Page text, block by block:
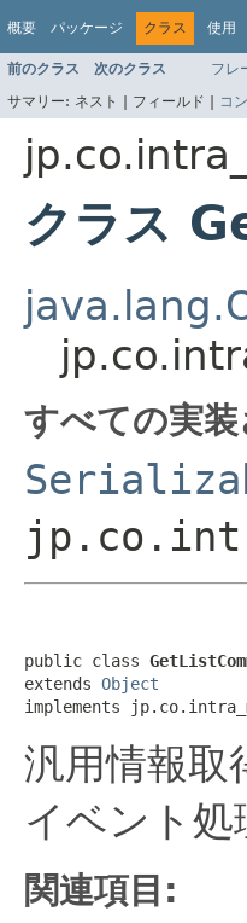
概要 パッケージ クラス 使用
前のクラス 次のクラス フレ
サマリー: ネスト | フィールド | コ
クラス
すべての実
public class
extends Object
implements
汎用情報取
イベント
関連項目: